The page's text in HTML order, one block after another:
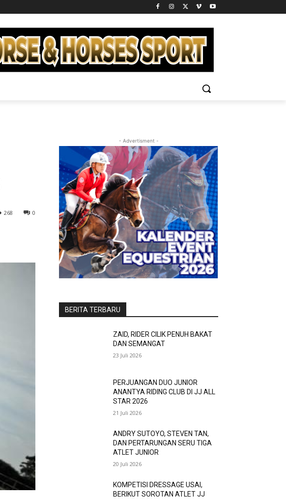
0
268
- Advertisment -
BERITA TERBARU
ZAID, RIDER CILIK PENUH BAKAT
DAN SEMANGAT
23 Juli 2026
PERJUANGAN DUO JUNIOR
ANANTYA RIDING CLUB DI JJ ALL
STAR 2026
21 Juli 2026
ANDRY SUTOYO, STEVEN TAN,
DAN PERTARUNGAN SERU TIGA
ATLET JUNIOR
20 Juli 2026
KOMPETISI DRESSAGE USAI,
BERIKUT SOROTAN ATLET JJ